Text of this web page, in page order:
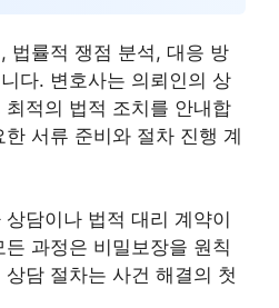
법률적 쟁점 분석, 대응 방
다. 변호사는 의뢰인의 상
적의 법적 조치를 안내합
서류 준비와 절차 진행 계
담이나 법적 대리 계약이
과정은 비밀보장을 원칙
담 절차는 사건 해결의 첫